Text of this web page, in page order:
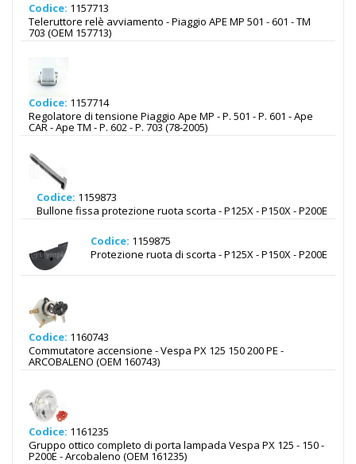
Codice: 1157713
Teleruttore relè avviamento - Piaggio APE MP 501 - 601 - TM
703 (OEM 157713)
Codice: 1157714
Regolatore di tensione Piaggio Ape MP - P. 501 - P. 601 - Ape
CAR - Ape TM - P. 602 - P. 703 (78-2005)
Codice: 1159873
Bullone fissa protezione ruota scorta - P125X - P150X - P200E
Codice: 1159875
Protezione ruota di scorta - P125X - P150X - P200E
Codice: 1160743
Commutatore accensione - Vespa PX 125 150 200 PE -
ARCOBALENO (OEM 160743)
Codice: 1161235
Gruppo ottico completo di porta lampada Vespa PX 125 - 150 -
P200E - Arcobaleno (OEM 161235)